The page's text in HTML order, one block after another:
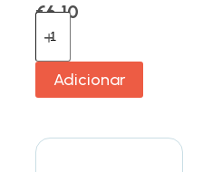
€6.10
Adicionar